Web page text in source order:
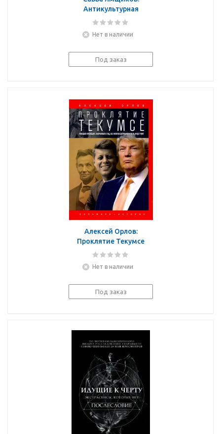
Антикультурная
революция в России
Нет в наличии
Под заказ
Алексей Орлов:
Проклятие Текумсе
Нет в наличии
Под заказ